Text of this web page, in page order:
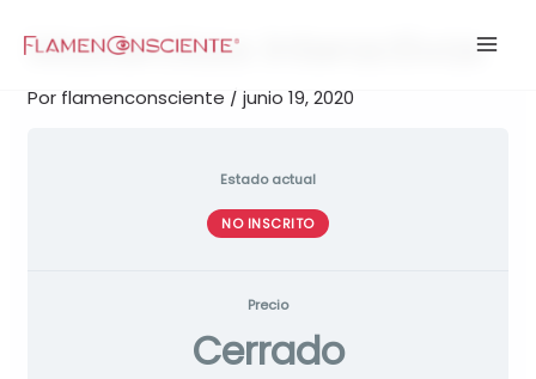
Masterclass Interactivas
Por flamenconsciente /junio 19, 2020
Estado actual
NO INSCRITO
Precio
Cerrado